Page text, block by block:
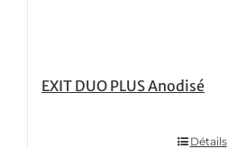
EXIT DUO PLUS Anodisé
Détails